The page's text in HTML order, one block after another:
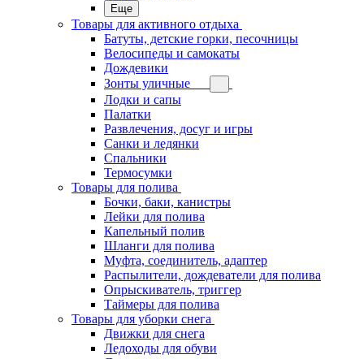
Еще
Товары для активного отдыха
Батуты, детские горки, песочницы
Велосипеды и самокаты
Дождевики
Зонты уличные
Лодки и сапы
Палатки
Развлечения, досуг и игры
Санки и ледянки
Спальники
Термосумки
Товары для полива
Бочки, баки, канистры
Лейки для полива
Капельный полив
Шланги для полива
Муфта, соединитель, адаптер
Распылители, дождеватели для полива
Опрыскиватель, триггер
Таймеры для полива
Товары для уборки снега
Движки для снега
Ледоходы для обуви